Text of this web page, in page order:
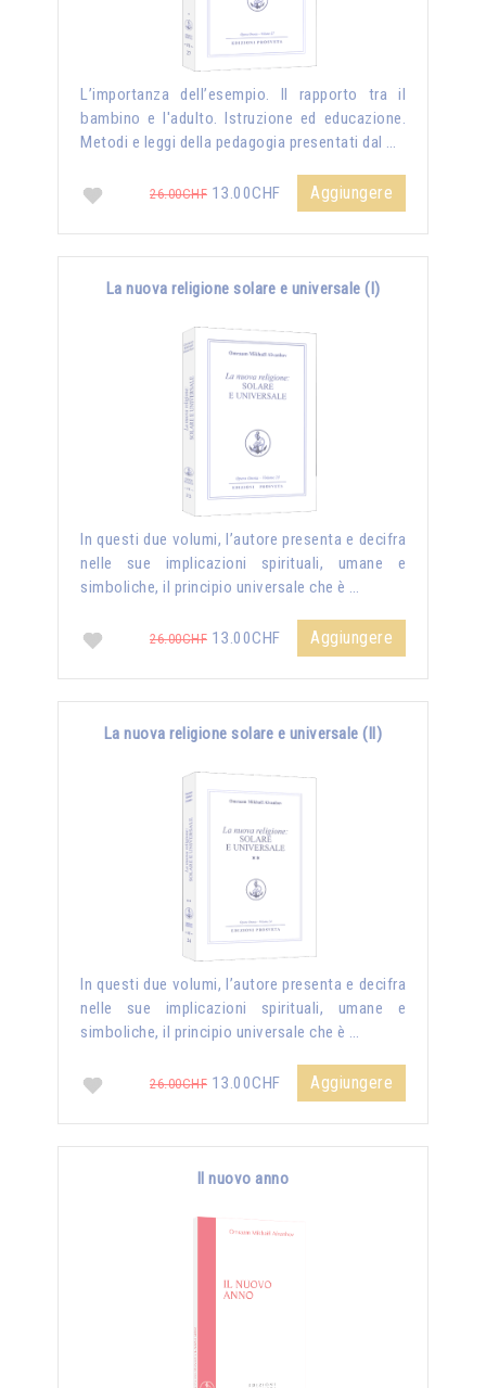
L’importanza dell’esempio. Il rapporto tra il
bambino e l'adulto. Istruzione ed educazione.
Metodi e leggi della pedagogia presentati dal …
26.00CHF 13.00CHF Aggiungere
La nuova religione solare e universale (I)
In questi due volumi, l’autore presenta e decifra
nelle sue implicazioni spirituali, umane e
simboliche, il principio universale che è …
26.00CHF 13.00CHF Aggiungere
La nuova religione solare e universale (II)
In questi due volumi, l’autore presenta e decifra
nelle sue implicazioni spirituali, umane e
simboliche, il principio universale che è …
26.00CHF 13.00CHF Aggiungere
Il nuovo anno